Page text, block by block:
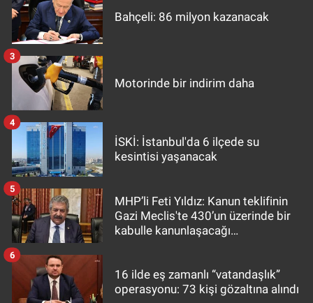
Bahçeli: 86 milyon kazanacak
Motorinde bir indirim daha
3
İSKİ: İstanbul'da 6 ilçede su
kesintisi yaşanacak
4
MHP’li Feti Yıldız: Kanun teklifinin
Gazi Meclis'te 430’un üzerinde bir
kabulle kanunlaşacağı
5
16 ilde eş zamanlı “vatandaşlık”
operasyonu: 73 kişi gözaltına alındı
6